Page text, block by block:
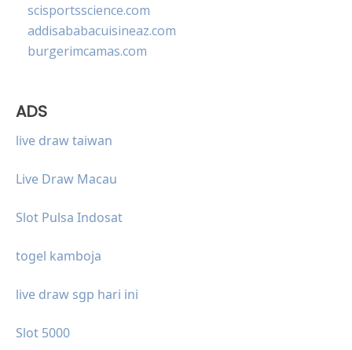
scisportsscience.com
addisababacuisineaz.com
burgerimcamas.com
ADS
live draw taiwan
Live Draw Macau
Slot Pulsa Indosat
togel kamboja
live draw sgp hari ini
Slot 5000